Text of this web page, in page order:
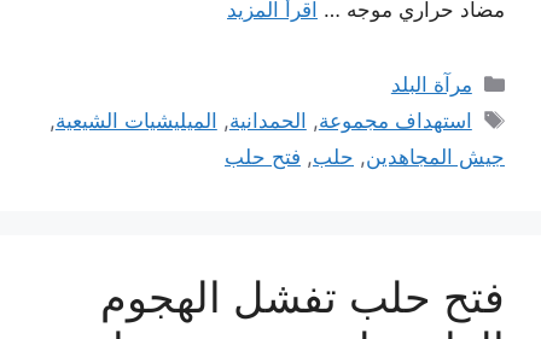
مضاد حراري موجه … اقرأ المزيد
التصنيفات
مرآة البلد
الوسوم
استهداف مجموعة, الحمدانية, الميليشيات الشيعية,
جيش المجاهدين, حلب, فتح حلب
فتح حلب تفشل الهجوم